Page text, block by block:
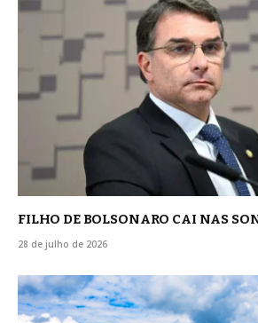
FILHO DE BOLSONARO CAI NAS
28 de julho de 2026